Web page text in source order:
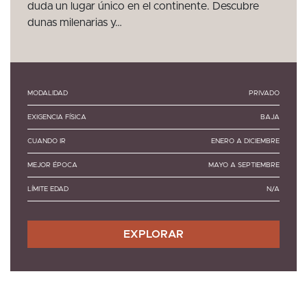
duda un lugar único en el continente. Descubre
dunas milenarias y…
MODALIDAD PRIVADO
EXIGENCIA FÍSICA BAJA
CUANDO IR ENERO A DICIEMBRE
MEJOR ÉPOCA MAYO A SEPTIEMBRE
LÍMITE EDAD N/A
EXPLORAR